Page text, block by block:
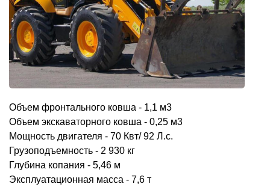
Объем фронтального ковша - 1,1 м3
Объем экскаваторного ковша - 0,25 м3
Мощность двигателя - 70 Квт/ 92 Л.с.
Грузоподъемность - 2 930 кг
Глубина копания - 5,46 м
Эксплуатационная масса - 7,6 т